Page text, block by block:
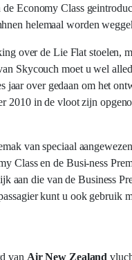
Economy Class
helemaal worden
over de Lie Flat stoelen,
Skycouch moet u wel
jaar over gedaan om het
2010 in de vloot zijn
van speciaal
Class en de Busi-ness
aan die van de Business
kunt u ook gebruik
van Air New Zealand